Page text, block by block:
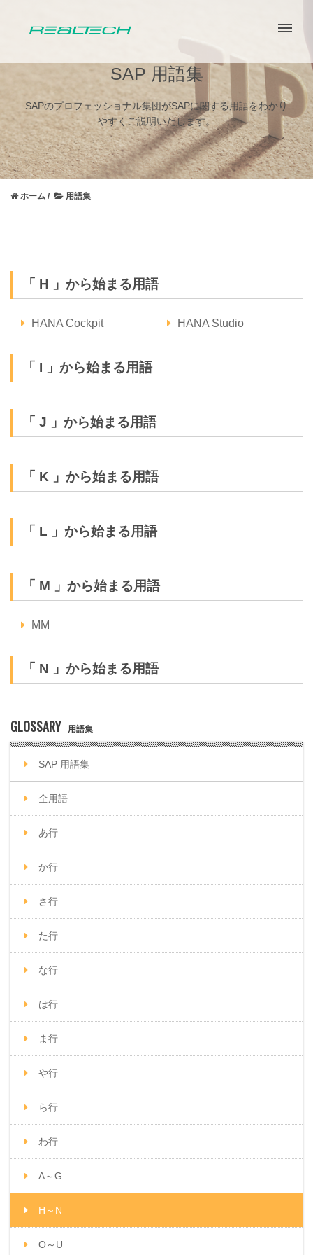
SAP 用語集
SAPのプロフェッショナル集団がSAPに関する用語をわかり
やすくご説明いたします。
ホーム 用語集
GLOSSARY 用語集
SAP 用語集
全用語
あ行
か行
さ行
た行
な行
は行
ま行
や行
ら行
わ行
A～G
H～N
O～U
「 H 」から始まる用語
HANA Cockpit HANA Studio
「 I 」から始まる用語
「 J 」から始まる用語
「 K 」から始まる用語
「 L 」から始まる用語
「 M 」から始まる用語
MM
「 N 」から始まる用語